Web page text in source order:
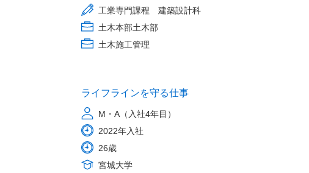
工業専門課程 建築設計科
土木本部土木部
土木施工管理
ライフラインを守る仕事
M・A（入社4年目）
2022年入社
26歳
宮城大学